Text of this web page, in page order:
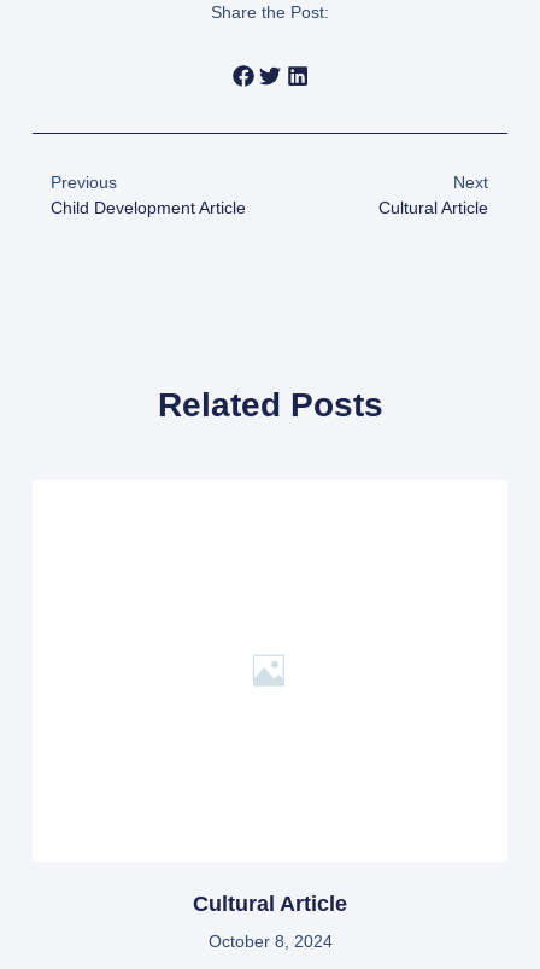
Share the Post:
Previous
Child Development Article
Next
Cultural Article
Related Posts
Cultural Article
October 8, 2024